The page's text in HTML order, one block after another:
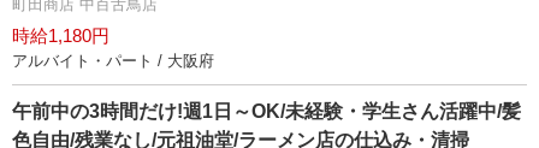
町田商店 中百舌鳥店
時給1,180円
アルバイト・パート / 大阪府
午前中の3時間だけ!週1日～OK/未経験・学生さん活躍中/髪
色自由/残業なし/元祖油堂/ラーメン店の仕込み・清掃